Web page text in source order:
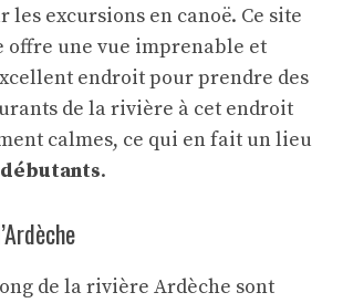
excursions en canoë. Ce site
offre une vue imprenable et
endroit pour prendre des
de la rivière à cet endroit
calmes, ce qui en fait un lieu
débutants.
de la rivière Ardèche sont